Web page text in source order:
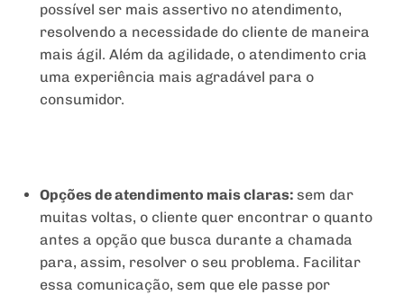
possível ser mais assertivo no atendimento,
resolvendo a necessidade do cliente de maneira
mais ágil. Além da agilidade, o atendimento cria
uma experiência mais agradável para o
consumidor.
Opções de atendimento mais claras: sem dar
muitas voltas, o cliente quer encontrar o quanto
antes a opção que busca durante a chamada
para, assim, resolver o seu problema. Facilitar
essa comunicação, sem que ele passe por